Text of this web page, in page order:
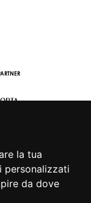
la tua
personalizzati
da dove